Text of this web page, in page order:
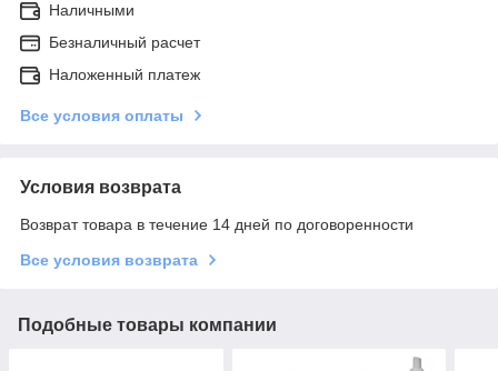
Наличными
Безналичный расчет
Наложенный платеж
Все условия оплаты
Условия возврата
Возврат товара в течение 14 дней по договоренности
Все условия возврата
Подобные товары компании